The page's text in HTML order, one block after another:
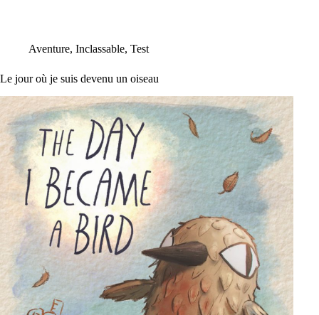
Aventure, Inclassable, Test
Le jour où je suis devenu un oiseau